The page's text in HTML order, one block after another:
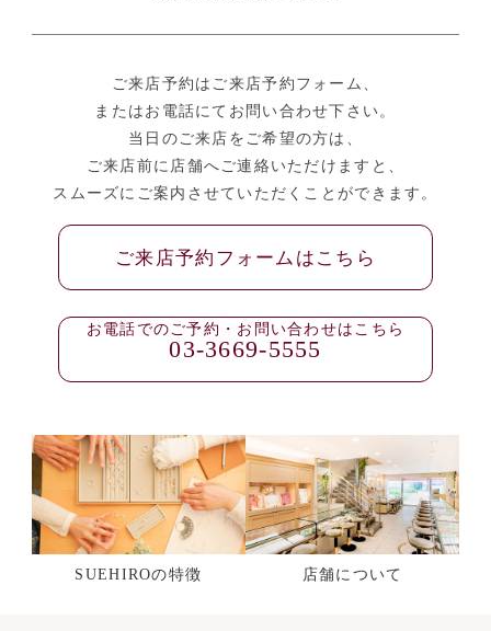
ご来店予約はご来店予約フォーム、
またはお電話にてお問い合わせ下さい。
当日のご来店をご希望の方は、
ご来店前に店舗へご連絡いただけますと、
スムーズにご案内させていただくことができます。
ご来店予約フォームはこちら
お電話でのご予約・お問い合わせはこちら
03-3669-5555
SUEHIROの特徴 店舗について